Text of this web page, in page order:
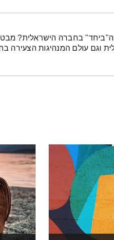
וה"ביחד" בחברה הישראלית?
וגם עולם המנהיגות הצעירה